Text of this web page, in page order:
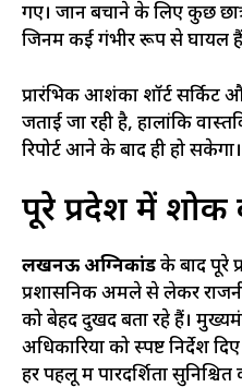
गए। जान बचाने के लिए कुछ
जिनमें कई गंभीर रूप से घायल
प्रारंभिक आशंका शॉर्ट सर्किट
जताई जा रही है, हालांकि
रिपोर्ट आने के बाद ही हो सकेगा।
पूरे प्रदेश में शोक
लखनऊ अग्निकांडके बाद पूरे
प्रशासनिक अमले से लेकर
को बेहद दुखद बता रहे हैं।
अधिकारियों को स्पष्ट निर्देश
हर पहलू में पारदर्शिता